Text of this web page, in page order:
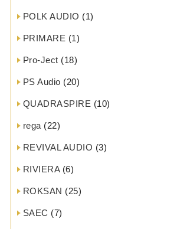
POLK AUDIO (1)
PRIMARE (1)
Pro-Ject (18)
PS Audio (20)
QUADRASPIRE (10)
rega (22)
REVIVAL AUDIO (3)
RIVIERA(6)
ROKSAN (25)
SAEC (7)